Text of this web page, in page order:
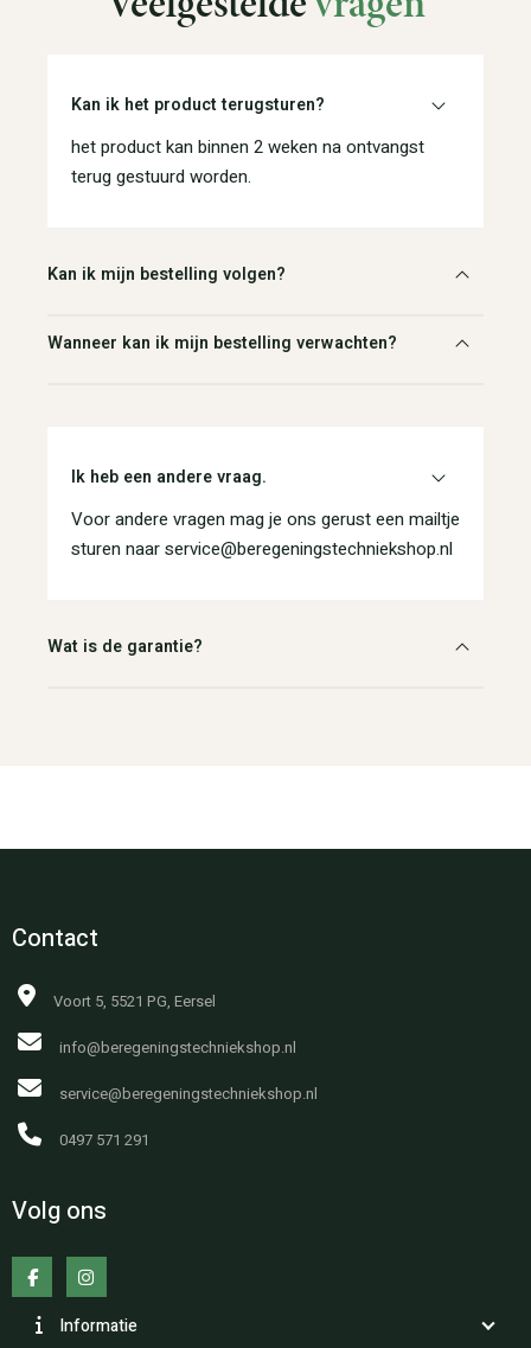
Kan ik het product terugsturen?
het product kan binnen 2 weken na ontvangst
terug gestuurd worden.
Kan ik mijn bestelling volgen?
Wanneer kan ik mijn bestelling verwachten?
Ik heb een andere vraag.
Voor andere vragen mag je ons gerust een mailtje
sturen naar service@beregeningstechniekshop.nl
Wat is de garantie?
Contact
Voort 5, 5521 PG, Eersel
info@beregeningstechniekshop.nl
service@beregeningstechniekshop.nl
0497 571 291
Volg ons
Informatie